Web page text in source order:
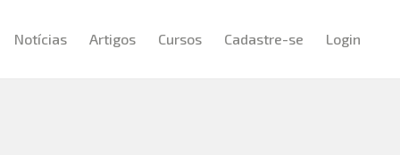
Notícias Artigos Cursos Cadastre-se Login